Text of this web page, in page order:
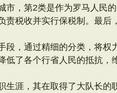
市，第2类是作为罗马人民
责税收并实行保税制。最后
段，通过精细的分类，将权
了各个行省人民的抵抗，
生涯，其在取得了大队长的